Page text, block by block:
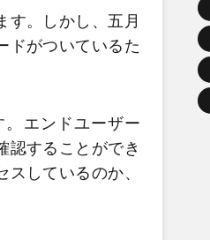
す。しかし、五月
ドがついているた
。エンドユーザー
認することができ
しているのか、